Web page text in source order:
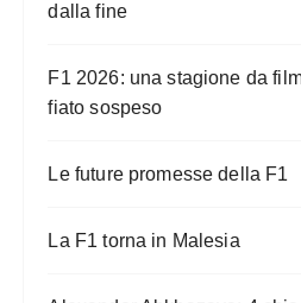
dalla fine
F1 2026: una stagione da
fiato sospeso
Le future promesse della F1
La F1 torna in Malesia